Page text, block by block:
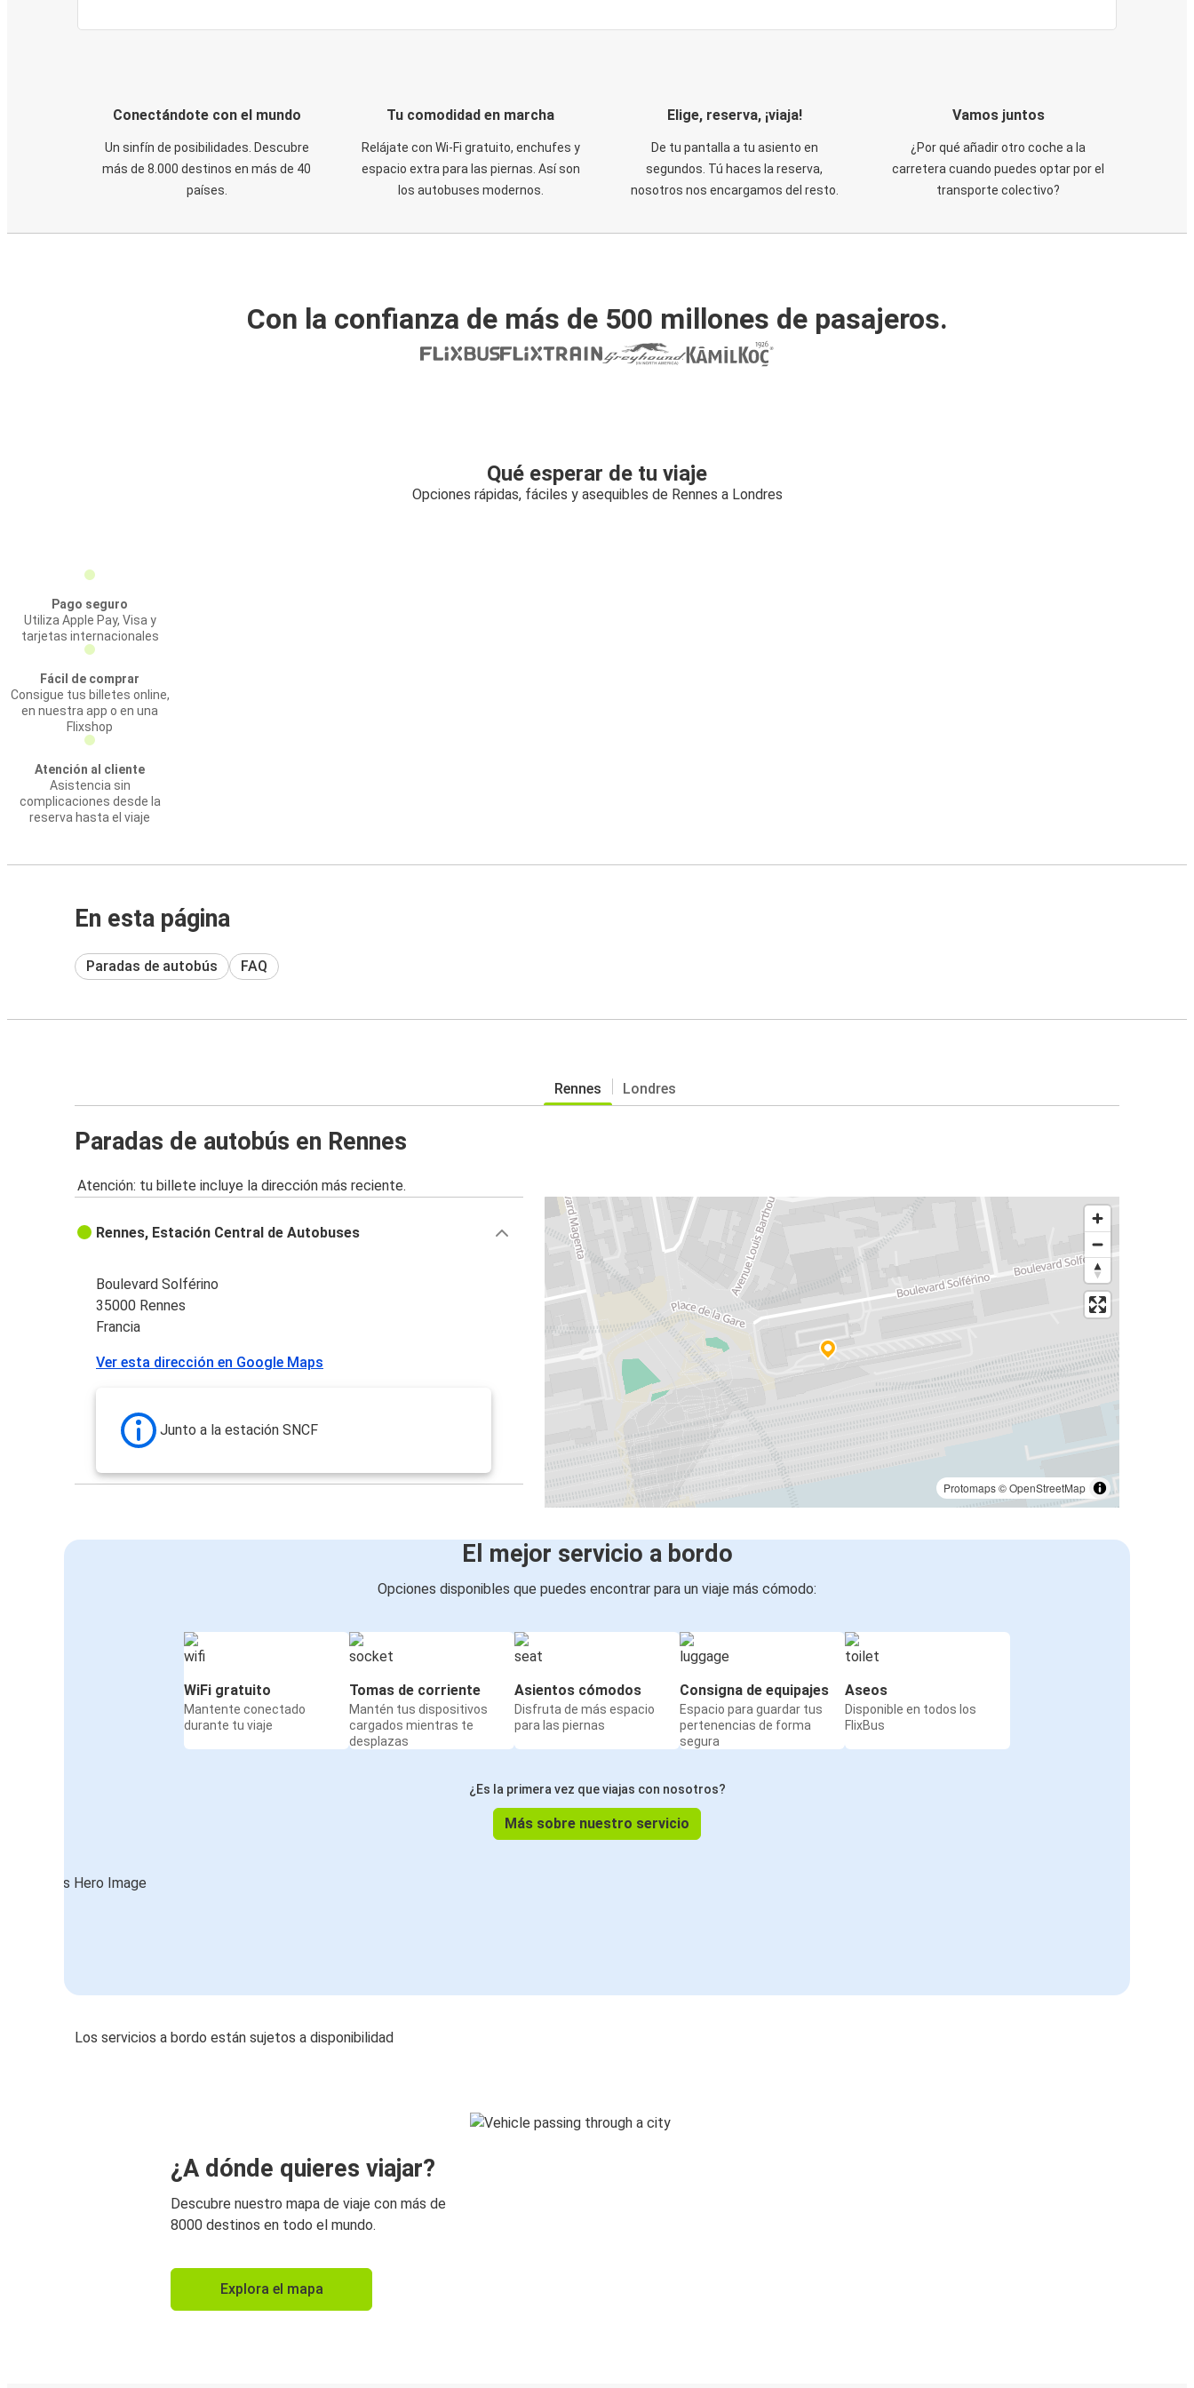
Conectándote con el mundo
Un sinfín de posibilidades. Descubre
más de 8.000 destinos en más de 40
países.
Tu comodidad en marcha
Relájate con Wi-Fi gratuito, enchufes y
espacio extra para las piernas. Así son
los autobuses modernos.
Elige, reserva, ¡viaja!
De tu pantalla a tu asiento en
segundos. Tú haces la reserva,
nosotros nos encargamos del resto.
Vamos juntos
¿Por qué añadir otro coche a la
carretera cuando puedes optar por el
transporte colectivo?
Con la confianza de más de 500 millones de pasajeros.
Qué esperar de tu viaje
Opciones rápidas, fáciles y asequibles de Rennes a Londres
Pago seguro
Utiliza Apple Pay, Visa y
tarjetas internacionales
Fácil de comprar
Consigue tus billetes online,
en nuestra app o en una
Flixshop
Atención al cliente
Asistencia sin
complicaciones desde la
reserva hasta el viaje
En esta página
Paradas de autobús FAQ
Rennes Londres
Paradas de autobús en Rennes
Atención: tu billete incluye la dirección más reciente.
Protomaps©OpenStreetMap
Rennes, Estación Central de Autobuses
Boulevard Solférino
35000 Rennes
Francia
Ver esta dirección en Google Maps
Junto a la estación SNCF
El mejor servicio a bordo
Opciones disponibles que puedes encontrar para un viaje más cómodo:
WiFi gratuito
Mantente conectado
durante tu viaje
Tomas de corriente
Mantén tus dispositivos
cargados mientras te
desplazas
Asientos cómodos
Disfruta de más espacio
para las piernas
Consigna de equipajes
Espacio para guardar tus
pertenencias de forma
segura
Aseos
Disponible en todos los
FlixBus
¿Es la primera vez que viajas con nosotros?
Más sobre nuestro servicio
Los servicios a bordo están sujetos a disponibilidad
¿A dónde quieres viajar?
Descubre nuestro mapa de viaje con más de
8000 destinos en todo el mundo.
Explora el mapa